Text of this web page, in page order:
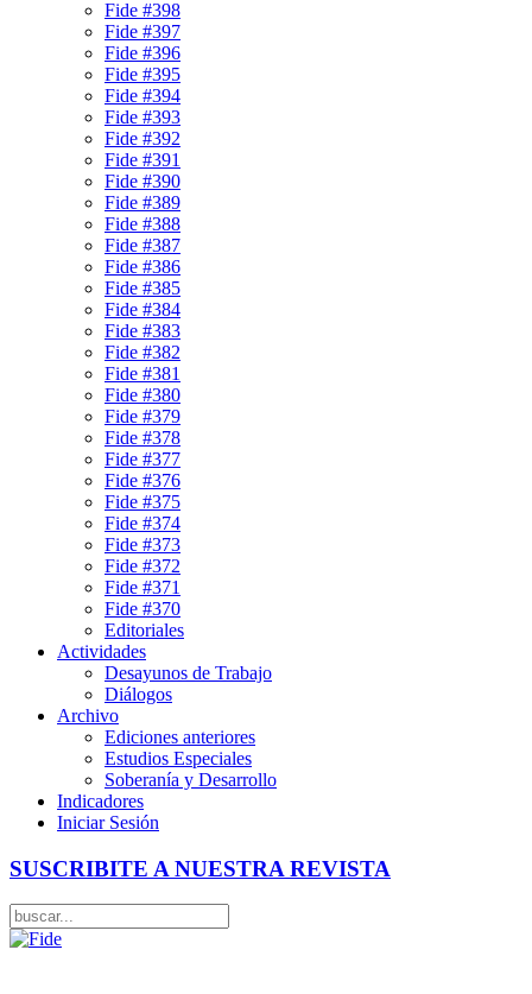
Fide #398
Fide #397
Fide #396
Fide #395
Fide #394
Fide #393
Fide #392
Fide #391
Fide #390
Fide #389
Fide #388
Fide #387
Fide #386
Fide #385
Fide #384
Fide #383
Fide #382
Fide #381
Fide #380
Fide #379
Fide #378
Fide #377
Fide #376
Fide #375
Fide #374
Fide #373
Fide #372
Fide #371
Fide #370
Editoriales
Actividades
Desayunos de Trabajo
Diálogos
Archivo
Ediciones anteriores
Estudios Especiales
Soberanía y Desarrollo
Indicadores
Iniciar Sesión
SUSCRIBITE A NUESTRA REVISTA